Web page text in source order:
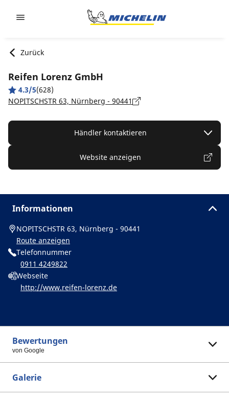
Zurück
Reifen Lorenz GmbH
4.3/5(628)
NOPITSCHSTR 63, Nürnberg - 90441
Händler kontaktieren
Website anzeigen
Informationen
NOPITSCHSTR 63, Nürnberg - 90441
Route anzeigen
Telefonnummer
0911 4249822
Webseite
http://www.reifen-lorenz.de
Bewertungen
von Google
Galerie